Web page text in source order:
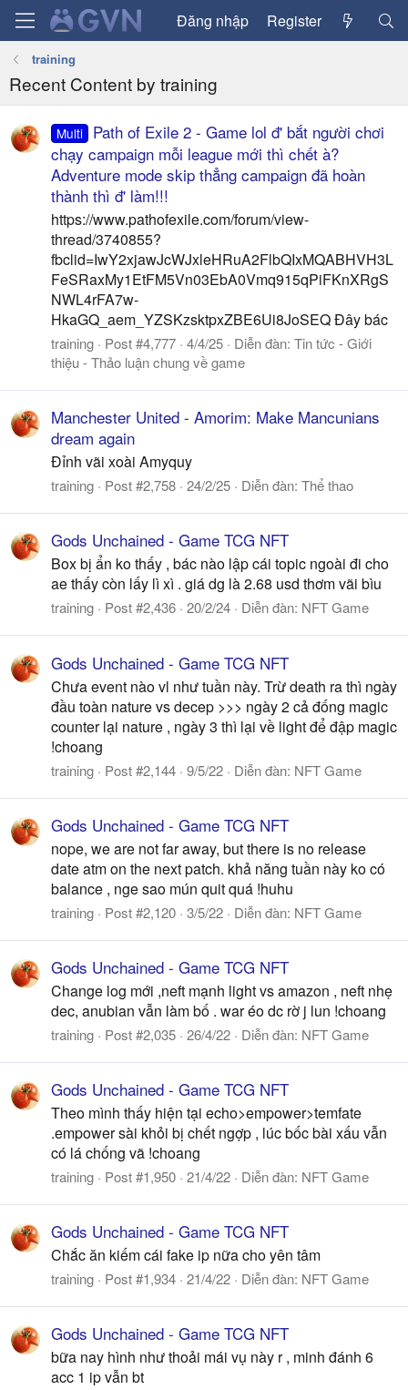
Đăng nhập Register
training
Recent Content by training
Multi
Path of Exile 2 - Game lol đ' bắt người chơi
chạy campaign mỗi league mới thì chết à?
Adventure mode skip thẳng campaign đã hoàn
thành thì đ' làm!!!
https://www.pathofexile.com/forum/view-
thread/3740855?
fbclid=IwY2xjawJcWJxleHRuA2FlbQIxMQABHVH3L
FeSRaxMy1EtFM5Vn03EbA0Vmq915qPiFKnXRgS
NWL4rFA7w-
HkaGQ_aem_YZSKzsktpxZBE6Ui8JoSEQ Đây bác
training Post #4,777 4/4/25 Diễn đàn: Tin tức - Giới
thiệu - Thảo luận chung về game
Manchester United - Amorim: Make Mancunians
dream again
Đỉnh vãi xoài Amyquy
training Post #2,758 24/2/25 Diễn đàn: Thể thao
Gods Unchained - Game TCG NFT
Box bị ẩn ko thấy , bác nào lập cái topic ngoài đi cho
ae thấy còn lấy lì xì . giá dg là 2.68 usd thơm vãi bìu
training Post #2,436 20/2/24 Diễn đàn: NFT Game
Gods Unchained - Game TCG NFT
Chưa event nào vl như tuần này. Trừ death ra thì ngày
đầu toàn nature vs decep >>> ngày 2 cả đống magic
counter lại nature , ngày 3 thì lại về light để đập magic
!choang
training Post #2,144 9/5/22 Diễn đàn: NFT Game
Gods Unchained - Game TCG NFT
nope, we are not far away, but there is no release
date atm on the next patch. khả năng tuần này ko có
balance , nge sao mún quit quá !huhu
training Post #2,120 3/5/22 Diễn đàn: NFT Game
Gods Unchained - Game TCG NFT
Change log mới ,neft mạnh light vs amazon , neft nhẹ
dec, anubian vẫn làm bố . war éo dc rờ j lun !choang
training Post #2,035 26/4/22 Diễn đàn: NFT Game
Gods Unchained - Game TCG NFT
Theo mình thấy hiện tại echo>empower>temfate
.empower sài khỏi bị chết ngợp , lúc bốc bài xấu vẫn
có lá chống vã !choang
training Post #1,950 21/4/22 Diễn đàn: NFT Game
Gods Unchained - Game TCG NFT
Chắc ăn kiếm cái fake ip nữa cho yên tâm
training Post #1,934 21/4/22 Diễn đàn: NFT Game
Gods Unchained - Game TCG NFT
bữa nay hình như thoải mái vụ này r , minh đánh 6
acc 1 ip vẫn bt